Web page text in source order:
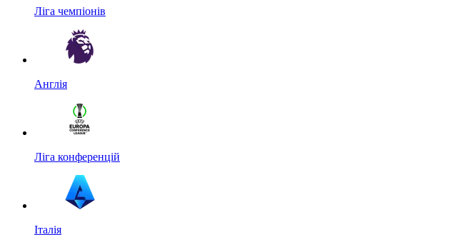
Ліга чемпіонів
Англія
Ліга конференцій
Італія